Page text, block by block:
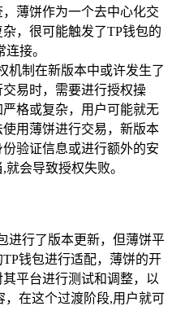
薄饼作为一个去中心化交
，很可能触发了TP钱包的
接。
机制在新版本中或许发生了
易时，需要进行授权操
格或复杂，用户可能就无
用薄饼进行交易，新版本
验证信息或进行额外的安
会导致授权失败。
进行了版本更新，但薄饼平
钱包进行适配，薄饼的开
平台进行测试和调整，以
，在这个过渡阶段,用户就可